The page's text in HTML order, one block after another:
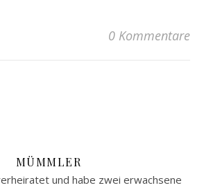
0 Kommentare
MÜMMLER
und habe zwei erwachsene